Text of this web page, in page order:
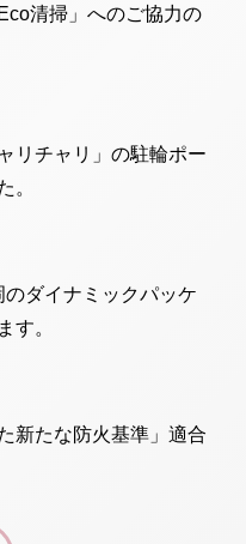
清掃」へのご協力の
リチャリ」の駐輪ポー
。
ダイナミックパッケ
す。
新たな防火基準」適合